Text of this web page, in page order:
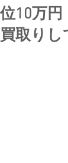
位10万
買取りし